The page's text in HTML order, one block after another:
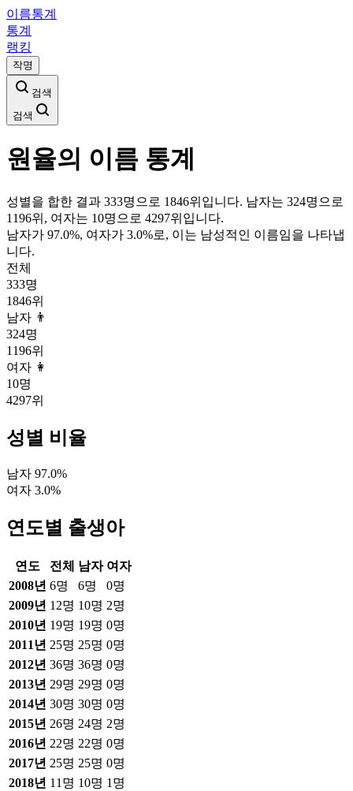
이름통계
통계
랭킹
작명
검색
검색
원율의 이름 통계
성별을 합한 결과 333명으로 1846위입니다. 남자는 324명으로
1196위, 여자는 10명으로 4297위입니다.
남자가 97.0%, 여자가 3.0%로, 이는 남성적인 이름임을 나타냅
니다.
전체
333명
1846위
남자 👨
324명
1196위
여자 👩
10명
4297위
성별 비율
남자 97.0%
여자 3.0%
연도별 출생아
연도 전체 남자 여자
2008년 6명 6명 0명
2009년 12명 10명 2명
2010년 19명 19명 0명
2011 년 25명 25명 0명
2012년 36명 36명 0명
2013년 29명 29명 0명
2014년 30명 30명 0명
2015년 26명 24명 2명
2016년 22명 22명 0명
2017년 25명 25명 0명
2018년 11 명 10명 1 명